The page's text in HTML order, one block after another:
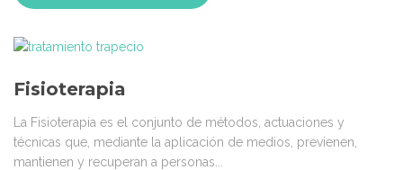
Fisioterapia
La Fisioterapia es el conjunto de métodos, actuaciones y
técnicas que, mediante la aplicación de medios, previenen,
mantienen y recuperan a personas...